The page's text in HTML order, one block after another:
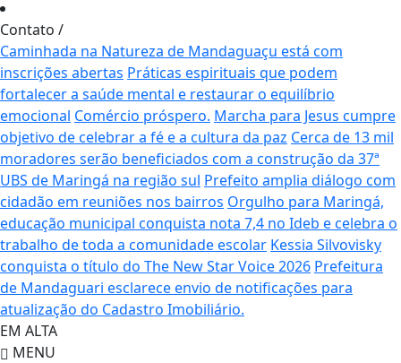
Contato /
Caminhada na Natureza de Mandaguaçu está com
inscrições abertas Práticas espirituais que podem
fortalecer a saúde mental e restaurar o equilíbrio
emocional Comércio próspero. Marcha para Jesus cumpre
objetivo de celebrar a fé e a cultura da paz Cerca de 13 mil
moradores serão beneficiados com a construção da 37ª
UBS de Maringá na região sul Prefeito amplia diálogo com
cidadão em reuniões nos bairros Orgulho para Maringá,
educação municipal conquista nota 7,4 no Ideb e celebra o
trabalho de toda a comunidade escolar Kessia Silvovisky
conquista o título do The New Star Voice 2026 Prefeitura
de Mandaguari esclarece envio de notificações para
atualização do Cadastro Imobiliário.
EM ALTA
MENU